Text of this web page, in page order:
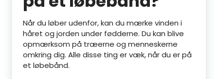
Når du løber udenfor, kan du mærke vinden i
håret og jorden under fødderne. Du kan blive
opmærksom på træerne og menneskerne
omkring dig. Alle disse ting er væk, når du er på
et løbebånd.